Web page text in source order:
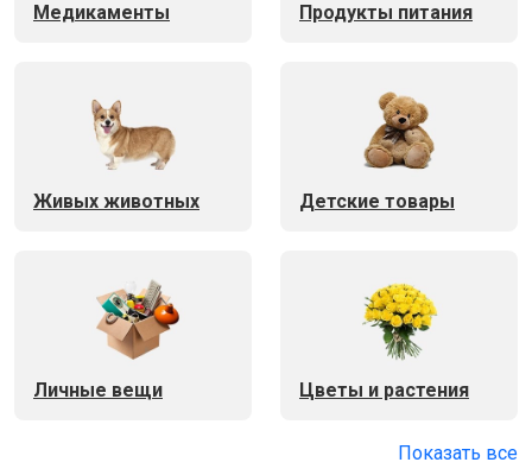
Медикаменты Продукты питания
Живых животных Детские товары
Личные вещи Цветы и растения
Показать все